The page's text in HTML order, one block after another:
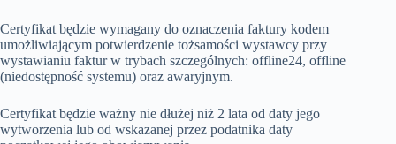
Certyfikat będzie wymagany do oznaczenia faktury kodem
umożliwiającym potwierdzenie tożsamości wystawcy przy
wystawianiu faktur w trybach szczególnych: offline24, offline
(niedostępność systemu) oraz awaryjnym.
Certyfikat będzie ważny nie dłużej niż 2 lata od daty jego
wytworzenia lub od wskazanej przez podatnika daty